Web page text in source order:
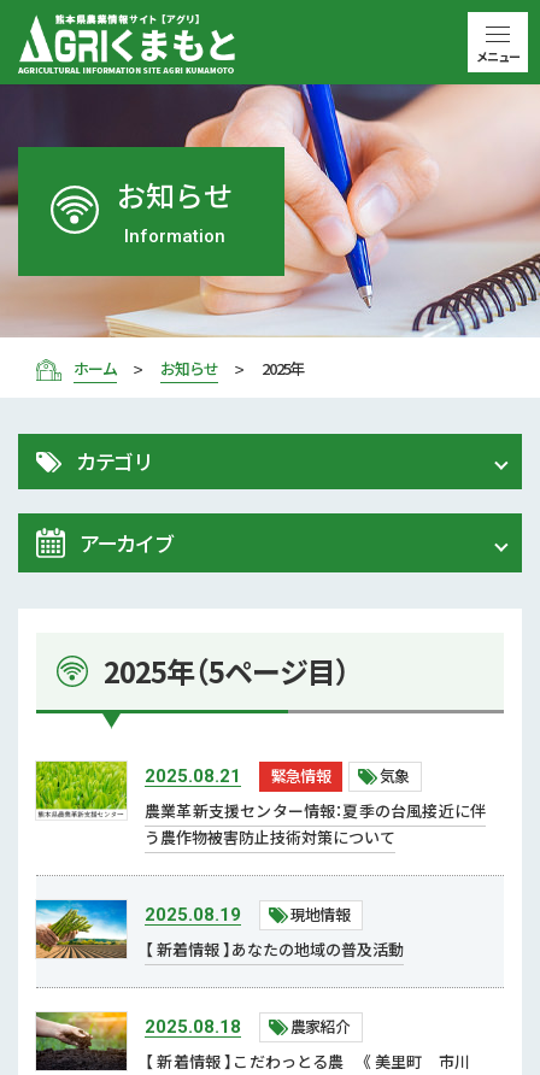
お知らせ
Information
ホーム お知らせ 2025年
2025年（5ページ目）
2025.08.21 緊急情報
気象
農業革新支援センター情報：夏季の台風接近に伴
う農作物被害防止技術対策について
2025.08.19
現地情報
【 新着情報 】あなたの地域の普及活動
2025.08.18
農家紹介
【 新着情報 】こだわっとる農 《 美里町 市川
カテゴリ
令和8年 熊本地震関連情報
農業大学校
イベント
スマート農業
参考文献
技術と方法
気象
病害虫
アーカイブ
2025年 (107)
2023年 (139)
2022年 (170)
2021年 (173)
2020年 (167)
2019年 (5)
メニュー